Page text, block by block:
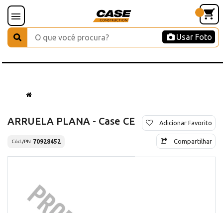
Usar Foto
ARRUELA PLANA - Case CE
Cód./PN 70928452
Adicionar Favorito
Compartilhar